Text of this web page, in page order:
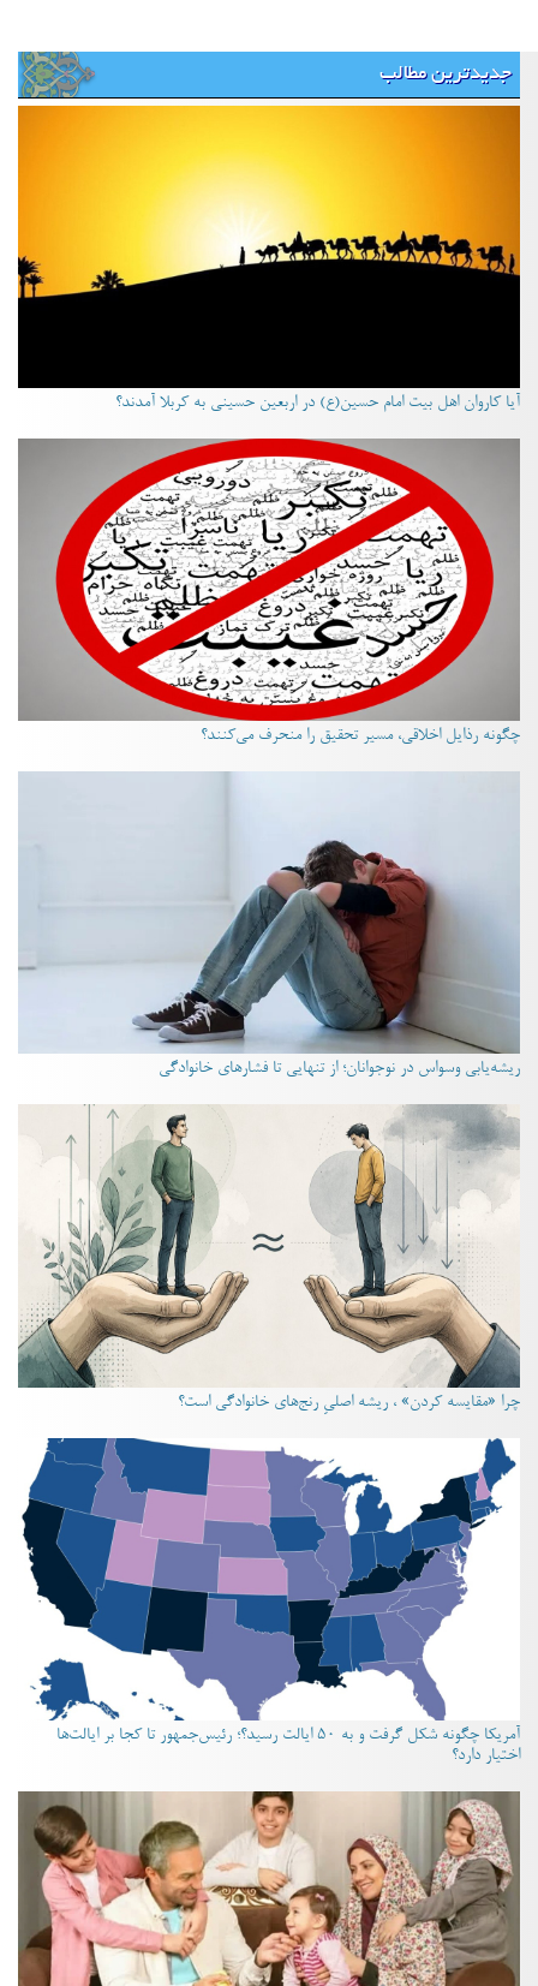
جدیدترین مطالب
آیا کاروان اهل بیت امام حسین(ع) در اربعین حسینی به کربلا آمدند؟
چگونه رذایل اخلاقی، مسیر تحقیق را منحرف می‌کنند؟
ریشه‌یابی وسواس در نوجوانان؛ از تنهایی تا فشارهای خانوادگی
چرا «مقایسه کردن» ، ریشه اصلیِ رنج‌های خانوادگی است؟
آمریکا چگونه شکل گرفت و به ۵۰ ایالت رسید؟؛ رئیس‌جمهور تا کجا بر ایالت‌ها
اختیار دارد؟